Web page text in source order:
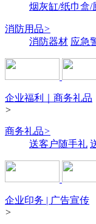
烟灰缸/纸巾盒/
消防用品>
消防器材 应急
企业福利｜商务礼品
>
商务礼品>
送客户随手礼
企业印务 | 广告宣传
>